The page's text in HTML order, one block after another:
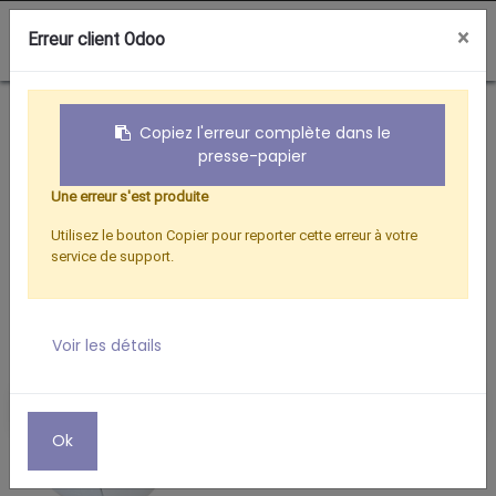
0
Boutique
Satellite
CONVERTISSEUR UNIVERSEL TWIN
Erreur client Odoo ×
Copiez l'erreur complète dans le
presse-papier
Une erreur s'est produite
Utilisez le bouton Copier pour reporter cette erreur à votre
service de support.
Voir les détails
Ok